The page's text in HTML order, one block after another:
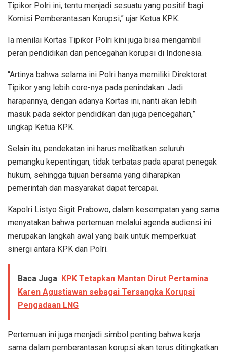
Tipikor Polri ini, tentu menjadi sesuatu yang positif bagi
Komisi Pemberantasan Korupsi,” ujar Ketua KPK.
Ia menilai Kortas Tipikor Polri kini juga bisa mengambil
peran pendidikan dan pencegahan korupsi di Indonesia.
“Artinya bahwa selama ini Polri hanya memiliki Direktorat
Tipikor yang lebih core-nya pada penindakan. Jadi
harapannya, dengan adanya Kortas ini, nanti akan lebih
masuk pada sektor pendidikan dan juga pencegahan,”
ungkap Ketua KPK.
Selain itu, pendekatan ini harus melibatkan seluruh
pemangku kepentingan, tidak terbatas pada aparat penegak
hukum, sehingga tujuan bersama yang diharapkan
pemerintah dan masyarakat dapat tercapai.
Kapolri Listyo Sigit Prabowo, dalam kesempatan yang sama
menyatakan bahwa pertemuan melalui agenda audiensi ini
merupakan langkah awal yang baik untuk memperkuat
sinergi antara KPK dan Polri.
Baca Juga KPK Tetapkan Mantan Dirut Pertamina
Karen Agustiawan sebagai Tersangka Korupsi
Pengadaan LNG
Pertemuan ini juga menjadi simbol penting bahwa kerja
sama dalam pemberantasan korupsi akan terus ditingkatkan